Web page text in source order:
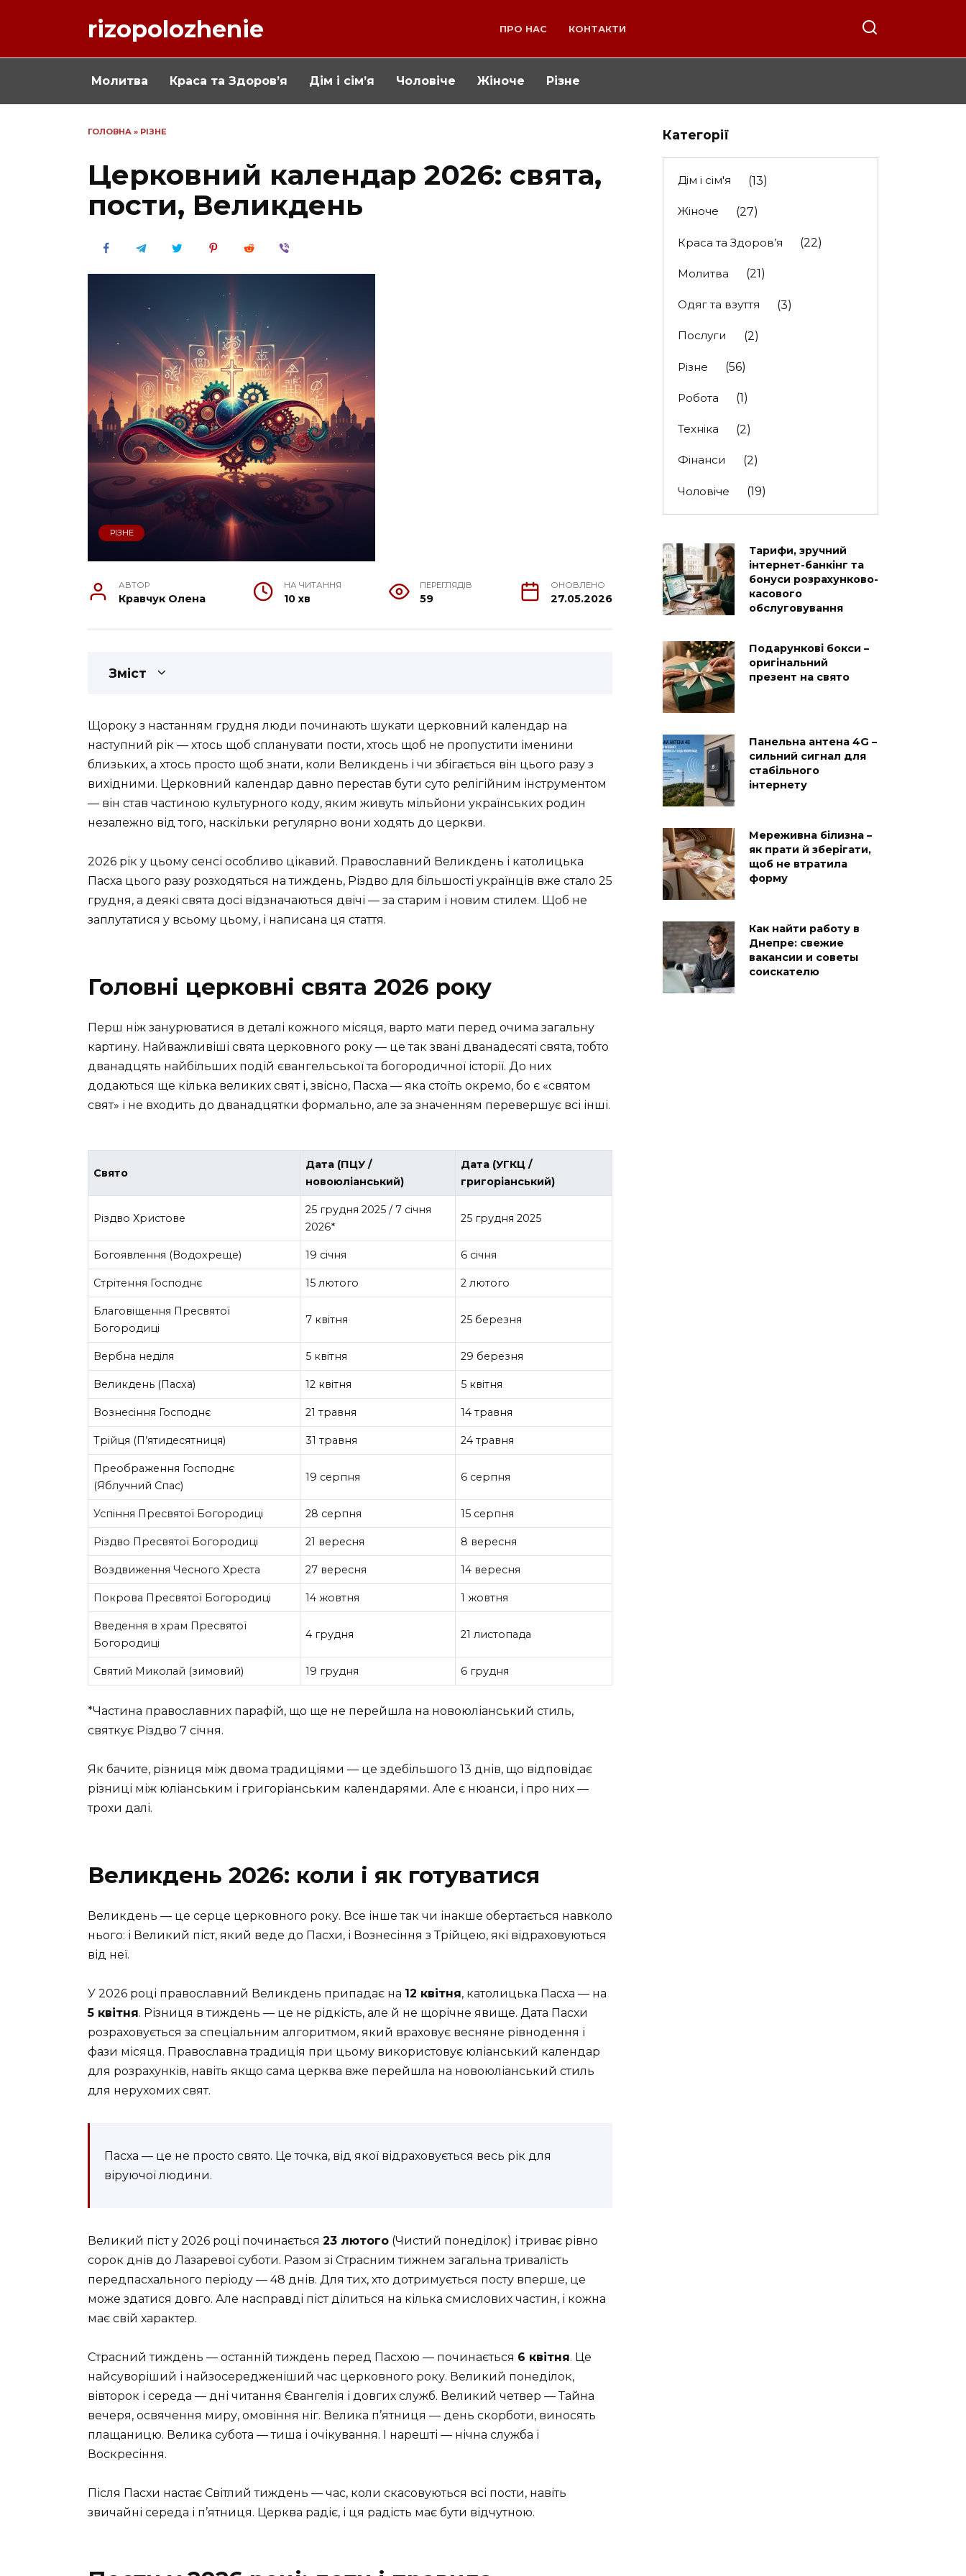
rizopolozhenie ПРО НАС КОНТАКТИ
Молитва Краса та Здоров’я Дім і сім’я Чоловіче Жіноче Різне
ГОЛОВНА » РІЗНЕ
Церковний календар 2026: свята,
пости, Великдень
РІЗНЕ
АВТОР
Кравчук Олена
НА ЧИТАННЯ
10 хв
ПЕРЕГЛЯДІВ
59
ОНОВЛЕНО
27.05.2026
Зміст
Щороку з настанням грудня люди починають шукати церковний календар на
наступний рік — хтось щоб спланувати пости, хтось щоб не пропустити іменини
близьких, а хтось просто щоб знати, коли Великдень і чи збігається він цього разу з
вихідними. Церковний календар давно перестав бути суто релігійним інструментом
— він став частиною культурного коду, яким живуть мільйони українських родин
незалежно від того, наскільки регулярно вони ходять до церкви.
2026 рік у цьому сенсі особливо цікавий. Православний Великдень і католицька
Пасха цього разу розходяться на тиждень, Різдво для більшості українців вже стало 25
грудня, а деякі свята досі відзначаються двічі — за старим і новим стилем. Щоб не
заплутатися у всьому цьому, і написана ця стаття.
Головні церковні свята 2026 року
Перш ніж занурюватися в деталі кожного місяця, варто мати перед очима загальну
картину. Найважливіші свята церковного року — це так звані дванадесяті свята, тобто
дванадцять найбільших подій євангельської та богородичної історії. До них
додаються ще кілька великих свят і, звісно, Пасха — яка стоїть окремо, бо є «святом
свят» і не входить до дванадцятки формально, але за значенням перевершує всі інші.
Свято
Дата (ПЦУ /
новоюліанський)
Дата (УГКЦ /
григоріанський)
Різдво Христове
25 грудня 2025 / 7 січня
2026*
25 грудня 2025
Богоявлення (Водохреще) 19 січня 6 січня
Стрітення Господнє 15 лютого 2 лютого
Благовіщення Пресвятої
Богородиці
7 квітня 25 березня
Вербна неділя 5 квітня 29 березня
Великдень (Пасха) 12 квітня 5 квітня
Вознесіння Господнє 21 травня 14 травня
Трійця (П’ятидесятниця) 31 травня 24 травня
Преображення Господнє
(Яблучний Спас)
19 серпня 6 серпня
Успіння Пресвятої Богородиці 28 серпня 15 серпня
Різдво Пресвятої Богородиці 21 вересня 8 вересня
Воздвиження Чесного Хреста 27 вересня 14 вересня
Покрова Пресвятої Богородиці 14 жовтня 1 жовтня
Введення в храм Пресвятої
Богородиці
4 грудня 21 листопада
Святий Миколай (зимовий) 19 грудня 6 грудня
*Частина православних парафій, що ще не перейшла на новоюліанський стиль,
святкує Різдво 7 січня.
Як бачите, різниця між двома традиціями — це здебільшого 13 днів, що відповідає
різниці між юліанським і григоріанським календарями. Але є нюанси, і про них —
трохи далі.
Великдень 2026: коли і як готуватися
Великдень — це серце церковного року. Все інше так чи інакше обертається навколо
нього: і Великий піст, який веде до Пасхи, і Вознесіння з Трійцею, які відраховуються
від неї.
У 2026 році православний Великдень припадає на 12 квітня, католицька Пасха — на
5 квітня. Різниця в тиждень — це не рідкість, але й не щорічне явище. Дата Пасхи
розраховується за спеціальним алгоритмом, який враховує весняне рівнодення і
фази місяця. Православна традиція при цьому використовує юліанський календар
для розрахунків, навіть якщо сама церква вже перейшла на новоюліанський стиль
для нерухомих свят.
Пасха — це не просто свято. Це точка, від якої відраховується весь рік для
віруючої людини.
Великий піст у 2026 році починається 23 лютого (Чистий понеділок) і триває рівно
сорок днів до Лазаревої суботи. Разом зі Страсним тижнем загальна тривалість
передпасхального періоду — 48 днів. Для тих, хто дотримується посту вперше, це
може здатися довго. Але насправді піст ділиться на кілька смислових частин, і кожна
має свій характер.
Страсний тиждень — останній тиждень перед Пасхою — починається 6 квітня. Це
найсуворіший і найзосередженіший час церковного року. Великий понеділок,
вівторок і середа — дні читання Євангелія і довгих служб. Великий четвер — Тайна
вечеря, освячення миру, омовіння ніг. Велика п’ятниця — день скорботи, виносять
плащаницю. Велика субота — тиша і очікування. І нарешті — нічна служба і
Воскресіння.
Після Пасхи настає Світлий тиждень — час, коли скасовуються всі пости, навіть
звичайні середа і п’ятниця. Церква радіє, і ця радість має бути відчутною.
Категорії
Дім і сім'я (13)
Жіноче (27)
Краса та Здоров’я (22)
Молитва (21)
Одяг та взуття (3)
Послуги (2)
Різне (56)
Робота (1)
Техніка (2)
Фінанси (2)
Чоловіче (19)
Тарифи, зручний
інтернет-банкінг та
бонуси розрахунково-
касового
обслуговування
Подарункові бокси –
оригінальний
презент на свято
Панельна антена 4G –
сильний сигнал для
стабільного
інтернету
Мереживна білизна –
як прати й зберігати,
щоб не втратила
форму
Как найти работу в
Днепре: свежие
вакансии и советы
соискателю